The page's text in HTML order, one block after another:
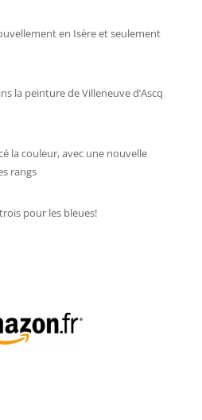
en Isère et seulement
la peinture de Villeneuve d’Ascq
la couleur, avec une nouvelle
rangs
pour les bleues!